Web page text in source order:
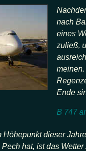
nach
eines
zuließ,
Ende
B 747
Höhepunkt dieser
hat, ist das Wetter